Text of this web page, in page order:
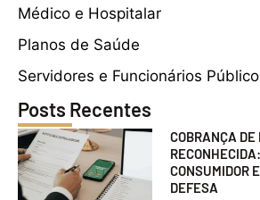
Médico e Hospitalar
Planos de Saúde
Servidores e Funcionários
Posts Recentes
COBRANÇA DE
CONSUMIDOR
DEFESA